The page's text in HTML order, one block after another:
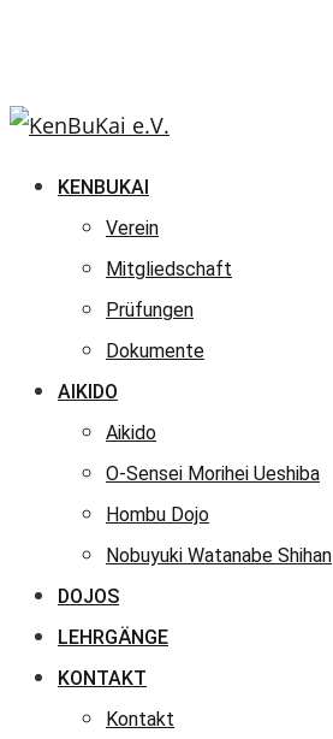
KENBUKAI
Verein
Mitgliedschaft
Prüfungen
Dokumente
AIKIDO
Aikido
O-Sensei Morihei Ueshiba
Hombu Dojo
Nobuyuki Watanabe Shihan
DOJOS
LEHRGÄNGE
KONTAKT
Kontakt